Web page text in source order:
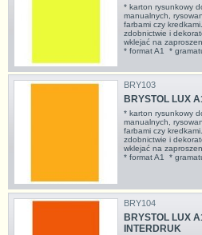
* karton rysunkowy
manualnych,
farbami czy
zdobnictwie i
wklejać na
* format A1 *
BRY103
BRYSTOL LUX
* karton rysunkowy
manualnych,
farbami czy
zdobnictwie i
wklejać na
* format A1 *
BRY104
BRYSTOL LUX
INTERDRUK